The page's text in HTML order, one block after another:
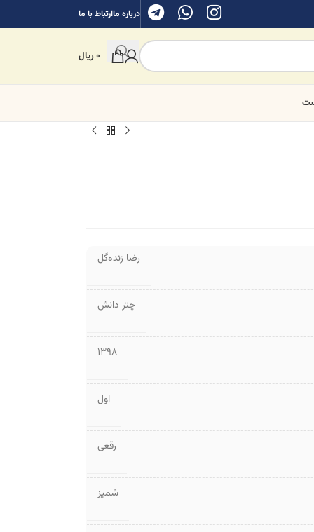
درباره ماارتباط با ما
0ریال
رضا زنده‌گل
چتر دانش
1398
اول
رقعی
شمیز